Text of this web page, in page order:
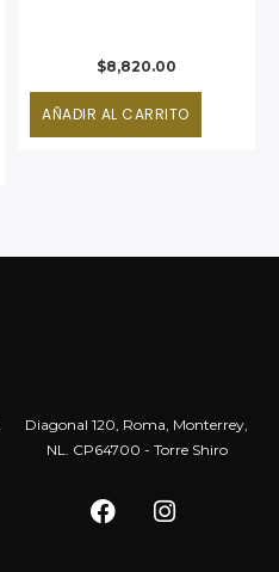
$8,820.00
AÑADIR AL CARRITO
Diagonal 120, Roma, Monterrey,
NL. CP64700 - Torre Shiro